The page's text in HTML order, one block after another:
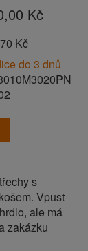
Kč
Kč
do 3 dnů
s
Vpust
ale má
zakázku